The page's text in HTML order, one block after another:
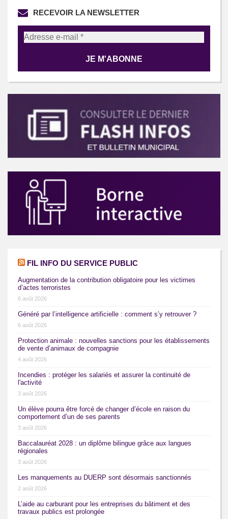
RECEVOIR LA NEWSLETTER
FIL INFO DU SERVICE PUBLIC
Augmentation de la contribution obligatoire pour les victimes
d’actes terroristes
6 août 2026
Généré par l’intelligence artificielle : comment s’y retrouver ?
6 août 2026
Protection animale : nouvelles sanctions pour les établissements
de vente d’animaux de compagnie
4 août 2026
Incendies : protéger les salariés et assurer la continuité de
l'activité
3 août 2026
Un élève pourra être forcé de changer d’école en raison du
comportement d’un de ses parents
3 août 2026
Baccalauréat 2028 : un diplôme bilingue grâce aux langues
régionales
3 août 2026
Les manquements au DUERP sont désormais sanctionnés
2 août 2026
L’aide au carburant pour les entreprises du bâtiment et des
travaux publics est prolongée